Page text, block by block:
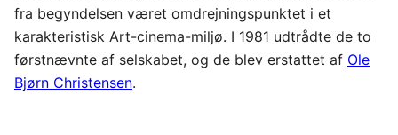
fra begyndelsen været omdrejningspunktet i et
karakteristisk Art-cinema-miljø. I 1981 udtrådte de to
førstnævnte af selskabet, og de blev erstattet af Ole
Bjørn Christensen.